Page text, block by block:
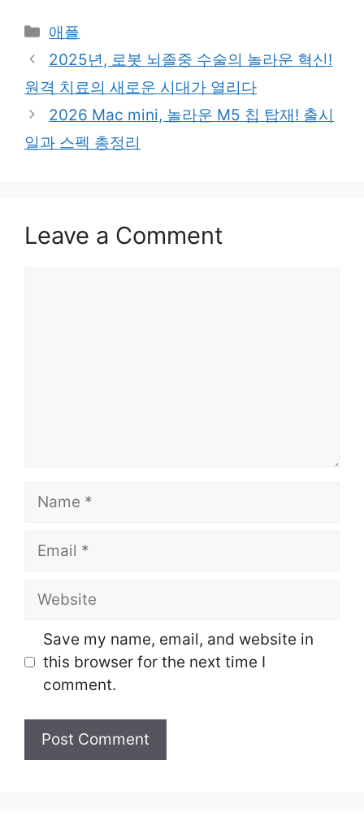
Categories
애플
2025년, 로봇 뇌졸중 수술의 놀라운 혁신!
원격 치료의 새로운 시대가 열리다
2026 Mac mini, 놀라운 M5 칩 탑재! 출시
일과 스펙 총정리
Leave a Comment
Name
Email
Website
Save my name, email, and website in
this browser for the next time I
comment.